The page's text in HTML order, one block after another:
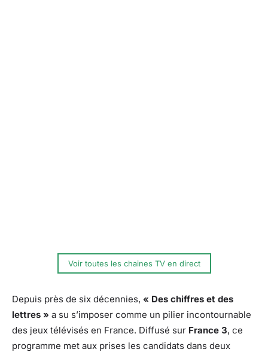
Voir toutes les chaines TV en direct
Depuis près de six décennies, « Des chiffres et des
lettres » a su s’imposer comme un pilier incontournable
des jeux télévisés en France. Diffusé sur France 3, ce
programme met aux prises les candidats dans deux